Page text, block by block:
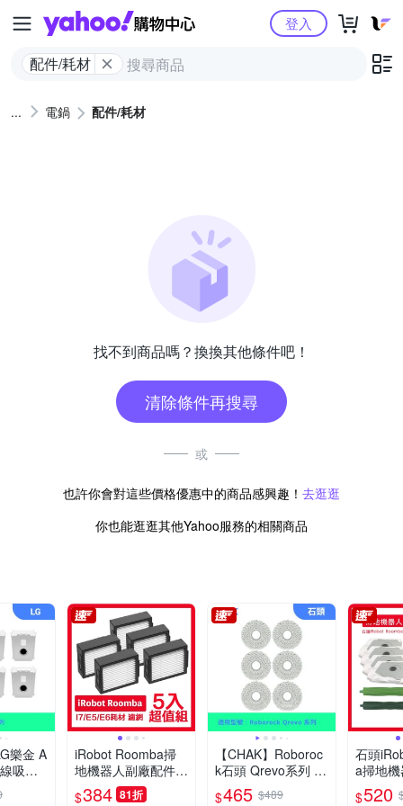
Yahoo購物中心
配件/耗材
登入
電鍋 配件/耗材
找不到商品嗎？換換其他條件吧！
清除條件再搜尋
或
也許你會對這些價格優惠中的商品感興趣！ 去逛逛
你也能逛逛其他Yahoo服務的相關商品
樂金 A
吸塵
材超
iRobot Roomba掃
地機器人副廠配件耗
材超值組 濾網 5入
$384 81折
【CHAK】Roboroc
k石頭 Qrevo系列 副
廠配件耗材超值組
$465 $489
石頭
a掃地
件耗材
$520